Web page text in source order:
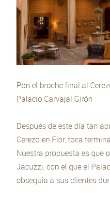
Pon el broche final al
Palacio Carvajal Girón
Después de este día tan
Cerezo en Flor, toca
Nuestra propuesta es que
Jacuzzi, con el que el
obsequia a sus clientes